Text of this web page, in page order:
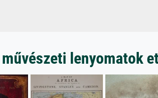
művészeti lenyomatok